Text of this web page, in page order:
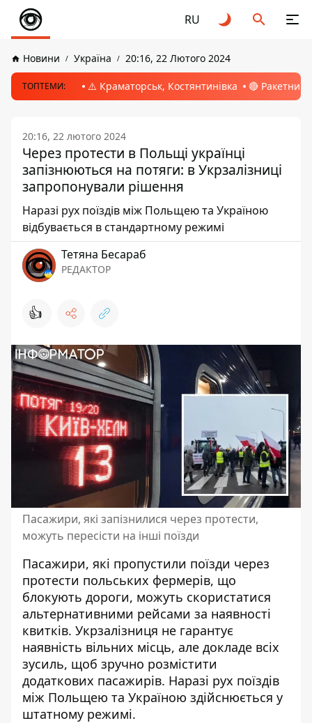
RU
Новини Україна 20:16, 22 Лютого 2024
ТОПТЕМИ: ⚠️ Краматорськ, Костянтинівка 🔴 Ракетний
20:16, 22 лютого 2024
Через протести в Польщі українці
запізнюються на потяги: в Укрзалізниці
запропонували рішення
Наразі рух поїздів між Польщею та Україною
відбувається в стандартному режимі
Тетяна Бесараб
РЕДАКТОР
👍
Пасажири, які запізнилися через протести,
можуть пересісти на інші поїзди
Пасажири, які пропустили поїзди через
протести польських фермерів, що
блокують дороги, можуть скористатися
альтернативними рейсами за наявності
квитків. Укрзалізниця не гарантує
наявність вільних місць, але докладе всіх
зусиль, щоб зручно розмістити
додаткових пасажирів. Наразі рух поїздів
між Польщею та Україною здійснюється у
штатному режимі.